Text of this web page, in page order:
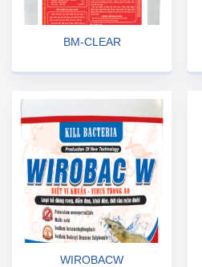
BM-CLEAR
WIROBACW